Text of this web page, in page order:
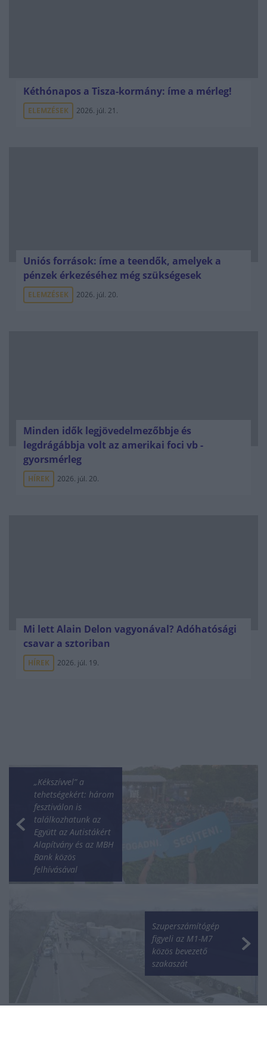
Kéthónapos a Tisza-kormány: íme a mérleg!
ELEMZÉSEK 2026. júl. 21.
Uniós források: íme a teendők, amelyek a
pénzek érkezéséhez még szükségesek
ELEMZÉSEK 2026. júl. 20.
Minden idők legjövedelmezőbbje és
legdrágábbja volt az amerikai foci vb -
gyorsmérleg
HÍREK 2026. júl. 20.
Mi lett Alain Delon vagyonával? Adóhatósági
csavar a sztoriban
HÍREK 2026. júl. 19.
„Kékszívvel” a
tehetségekért: három
fesztiválon is
találkozhatunk az
Együtt az Autistákért
Alapítvány és az MBH
Bank közös
felhívásával
Szuperszámítógép
figyeli az M1-M7
közös bevezető
szakaszát